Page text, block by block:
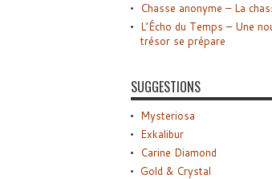
Chasse anonyme – La
L’Écho du Temps – Une
trésor se prépare
SUGGESTIONS
Mysteriosa
Exkalibur
Carine Diamond
Gold & Crystal